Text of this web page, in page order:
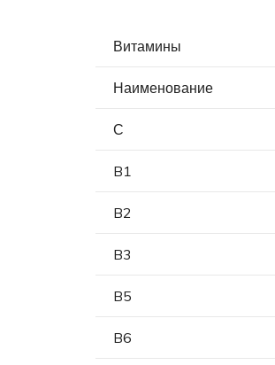
Витамины
Наименование
С
B1
B2
B3
B5
B6